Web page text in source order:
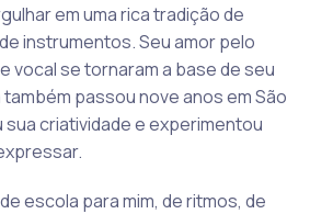
em uma rica tradição de
instrumentos. Seu amor pelo
vocal se tornaram a base de seu
passou nove anos em São
sua criatividade e experimentou
escola para mim, de ritmos, de